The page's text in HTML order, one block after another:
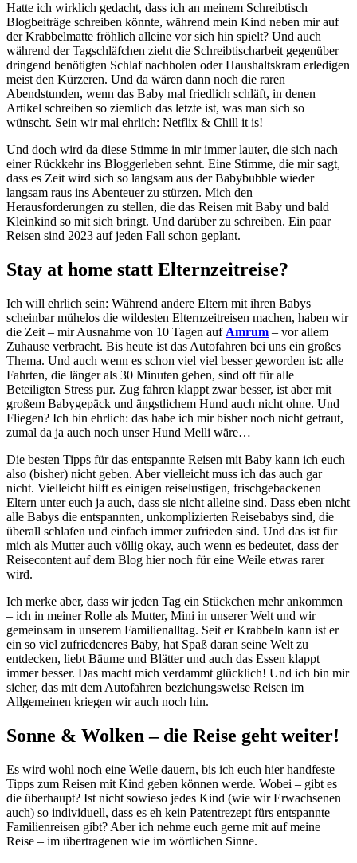
Hatte ich wirklich gedacht, dass ich an meinem Schreibtisch
Blogbeiträge schreiben könnte, während mein Kind neben mir auf
der Krabbelmatte fröhlich alleine vor sich hin spielt? Und auch
während der Tagschläfchen zieht die Schreibtischarbeit gegenüber
dringend benötigten Schlaf nachholen oder Haushaltskram erledigen
meist den Kürzeren. Und da wären dann noch die raren
Abendstunden, wenn das Baby mal friedlich schläft, in denen
Artikel schreiben so ziemlich das letzte ist, was man sich so
wünscht. Sein wir mal ehrlich: Netflix & Chill it is!
Und doch wird da diese Stimme in mir immer lauter, die sich nach
einer Rückkehr ins Bloggerleben sehnt. Eine Stimme, die mir sagt,
dass es Zeit wird sich so langsam aus der Babybubble wieder
langsam raus ins Abenteuer zu stürzen. Mich den
Herausforderungen zu stellen, die das Reisen mit Baby und bald
Kleinkind so mit sich bringt. Und darüber zu schreiben. Ein paar
Reisen sind 2023 auf jeden Fall schon geplant.
Stay at home statt Elternzeitreise?
Ich will ehrlich sein: Während andere Eltern mit ihren Babys
scheinbar mühelos die wildesten Elternzeitreisen machen, haben wir
die Zeit – mir Ausnahme von 10 Tagen auf Amrum – vor allem
Zuhause verbracht. Bis heute ist das Autofahren bei uns ein großes
Thema. Und auch wenn es schon viel viel besser geworden ist: alle
Fahrten, die länger als 30 Minuten gehen, sind oft für alle
Beteiligten Stress pur. Zug fahren klappt zwar besser, ist aber mit
großem Babygepäck und ängstlichem Hund auch nicht ohne. Und
Fliegen? Ich bin ehrlich: das habe ich mir bisher noch nicht getraut,
zumal da ja auch noch unser Hund Melli wäre…
Die besten Tipps für das entspannte Reisen mit Baby kann ich euch
also (bisher) nicht geben. Aber vielleicht muss ich das auch gar
nicht. Vielleicht hilft es einigen reiselustigen, frischgebackenen
Eltern unter euch ja auch, dass sie nicht alleine sind. Dass eben nicht
alle Babys die entspannten, unkomplizierten Reisebabys sind, die
überall schlafen und einfach immer zufrieden sind. Und das ist für
mich als Mutter auch völlig okay, auch wenn es bedeutet, dass der
Reisecontent auf dem Blog hier noch für eine Weile etwas rarer
wird.
Ich merke aber, dass wir jeden Tag ein Stückchen mehr ankommen
– ich in meiner Rolle als Mutter, Mini in unserer Welt und wir
gemeinsam in unserem Familienalltag. Seit er Krabbeln kann ist er
ein so viel zufriedeneres Baby, hat Spaß daran seine Welt zu
entdecken, liebt Bäume und Blätter und auch das Essen klappt
immer besser. Das macht mich verdammt glücklich! Und ich bin mir
sicher, das mit dem Autofahren beziehungsweise Reisen im
Allgemeinen kriegen wir auch noch hin.
Sonne & Wolken – die Reise geht weiter!
Es wird wohl noch eine Weile dauern, bis ich euch hier handfeste
Tipps zum Reisen mit Kind geben können werde. Wobei – gibt es
die überhaupt? Ist nicht sowieso jedes Kind (wie wir Erwachsenen
auch) so individuell, dass es eh kein Patentrezept fürs entspannte
Familienreisen gibt? Aber ich nehme euch gerne mit auf meine
Reise – im übertragenen wie im wörtlichen Sinne.